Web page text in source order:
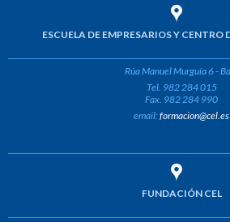
ESCUELA DE EMPRESARIOS Y CENTRO
Rúa Manuel Murguía 6 -
Tel. 982 284 015
Fax. 982 284 990
email:formacion@cel.es
FUNDACIÓN CEL